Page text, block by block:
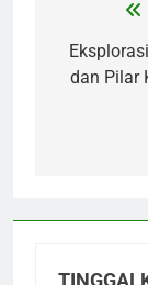
pos
dan Pilar